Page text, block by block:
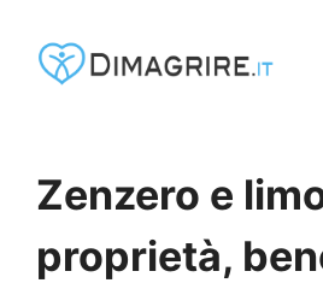
Zenzero e
proprietà,